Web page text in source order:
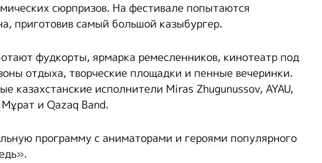
сюрпризов. На фестивале попытаются
приготовив самый большой казыбургер.
фудкорты, ярмарка ремесленников, кинотеатр под
отдыха, творческие площадки и пенные вечеринки.
казахстанские исполнители Miras Zhugunussov, AYAU,
и Qazaq Band.
программу с аниматорами и героями популярного